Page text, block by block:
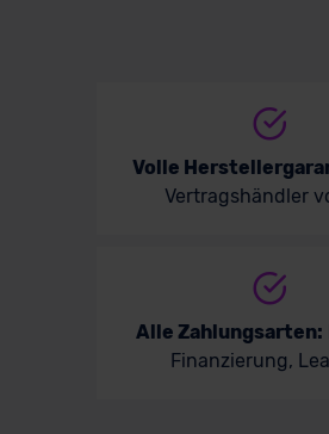
Volle
Vertragshändler
Alle Zahlungsarten:
Finanzierung,